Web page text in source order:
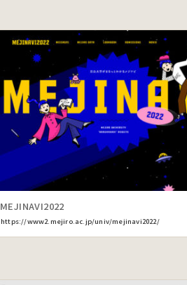
MEJINAVI2022
https://www2.mejiro.ac.jp/univ/mejinavi2022/